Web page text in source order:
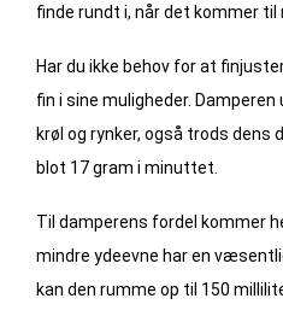
finde rundt i, når det kommer til
Har du ikke behov for at
fin i sine muligheder.
krøl og rynker, også trods dens
blot 17 gram i minuttet.
Til damperens fordel kommer
mindre ydeevne har en
kan den rumme op til 150